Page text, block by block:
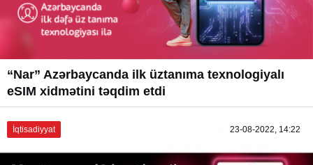
“Nar” Azərbaycanda ilk üztanıma texnologiyalı
eSIM xidmətini təqdim etdi
İqtisadiyyat 23-08-2022, 14:22